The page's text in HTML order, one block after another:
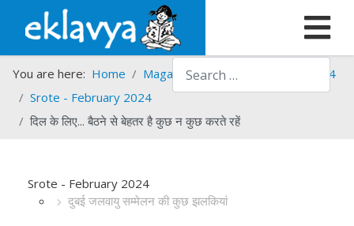
Search
You are here: Home Magazines Srote
Srote - 2024
Srote - February 2024
दिल के लिए... बैठने से बेहतर है कुछ न कुछ करते रहें
Srote - February 2024
दुबई जलवायु सम्मेलन की कुछ झलकियां